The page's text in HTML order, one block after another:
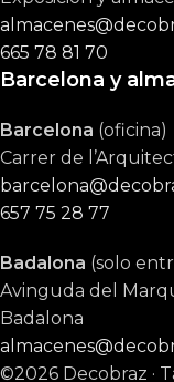
665 78 81 70
Barcelona y
Barcelona (oficina)
Carrer de
657 75 28 77
Badalona (solo
Avinguda del
Badalona
©2026 Decobraz ·